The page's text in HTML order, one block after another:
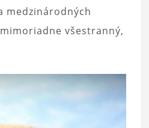
medzinárodných
všestranný,